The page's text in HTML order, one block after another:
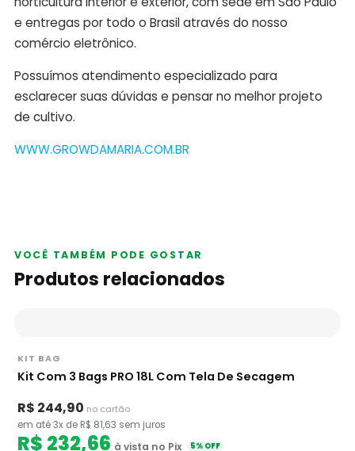
e entregas por todo o Brasil através do nosso
comércio eletrônico.
Possuímos atendimento especializado para
esclarecer suas dúvidas e pensar no melhor projeto
de cultivo.
WWW.GROWDAMARIA.COM.BR
VOCÊ TAMBÉM PODE GOSTAR
Produtos relacionados
KIT BAG
Kit Com 3 Bags PRO 18L Com Tela De Secagem
R$ 244,90 no cartão
em até 3x de R$ 81,63 sem juros
R$ 232,66 à vista no Pix 5% OFF